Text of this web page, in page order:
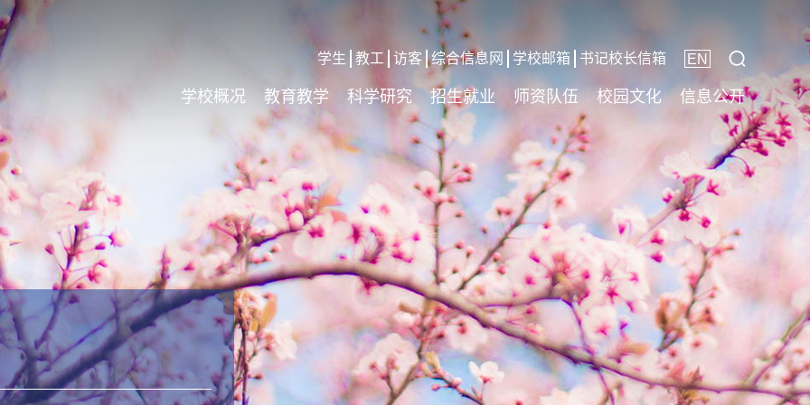
学生 教工 访客 综合信息网 学校邮箱 书记校长信箱 EN
学校概况 教育教学 科学研究 招生就业 师资队伍 校园文化 信息公开